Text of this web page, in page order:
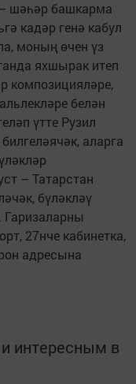
шәһәр башкарма
кадәр генә кабул
моның өчен үз
яхшырак итеп
композицияләре,
белән
үтте Рузил
аларга
– Татарстан
бүләкләү
Гаризаларны
27нче кабинетка,
адресына
интересным в